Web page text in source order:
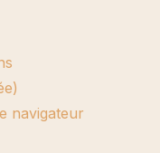
navigateur